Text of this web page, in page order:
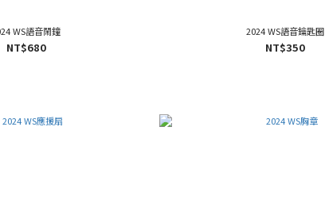
WS語音鬧鐘
NT$680
2024 WS語音鑰匙圈
NT$350